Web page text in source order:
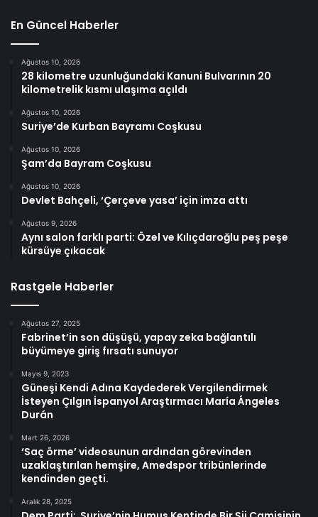
En Güncel Haberler
Ağustos 10, 2026
28 kilometre uzunluğundaki Kanuni Bulvarının 20
kilometrelik kısmı ulaşıma açıldı
Ağustos 10, 2026
Suriye’de Kurban Bayramı Coşkusu
Ağustos 10, 2026
Şam’da Bayram Coşkusu
Ağustos 10, 2026
Devlet Bahçeli, ‘Çerçeve yasa’ için imza attı
Ağustos 9, 2026
Aynı salon farklı parti: Özel ve Kılıçdaroğlu peş peşe
kürsüye çıkacak
Rastgele Haberler
Ağustos 27, 2025
Fabrinet’in son düşüşü, yapay zeka bağlantılı
büyümeye giriş fırsatı sunuyor
Mayıs 9, 2023
Güneşi Kendi Adına Kaydederek Vergilendirmek
İsteyen Çılgın İspanyol Araştırmacı María Ángeles
Durán
Mart 26, 2026
‘Saç örme’ videosunun ardından görevinden
uzaklaştırılan hemşire, Amedspor tribünlerinde
kendinden geçti.
Aralık 28, 2025